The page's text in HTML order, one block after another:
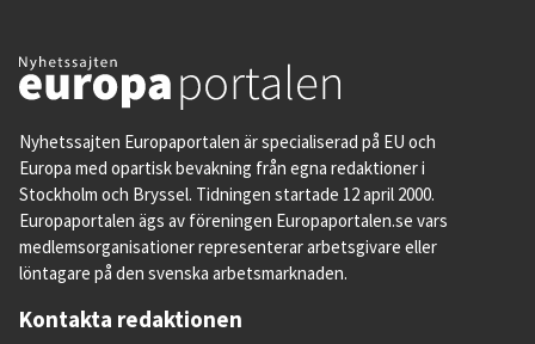
Nyhetssajten Europaportalen är specialiserad på EU och
Europa med opartisk bevakning från egna redaktioner i
Stockholm och Bryssel. Tidningen startade 12 april 2000.
Europaportalen ägs av föreningen Europaportalen.se vars
medlemsorganisationer representerar arbetsgivare eller
löntagare på den svenska arbetsmarknaden.
Kontakta redaktionen